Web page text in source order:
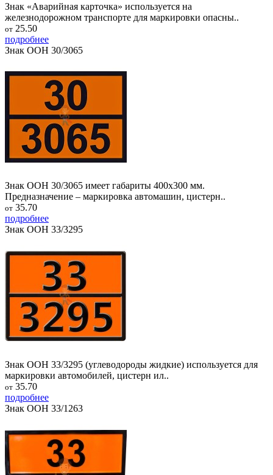
Знак «Аварийная карточка» используется на
железнодорожном транспорте для маркировки опасны..
от 25.50
подробнее
Знак ООН 30/3065
Знак ООН 30/3065 имеет габариты 400х300 мм.
Предназначение – маркировка автомашин, цистерн..
от 35.70
подробнее
Знак ООН 33/3295
Знак ООН 33/3295 (углеводороды жидкие) используется для
маркировки автомобилей, цистерн ил..
от 35.70
подробнее
Знак ООН 33/1263